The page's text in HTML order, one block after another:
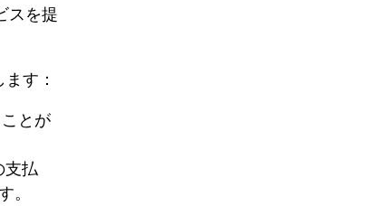
スを提
す：
とが
支払
。